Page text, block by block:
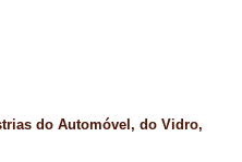
do Automóvel, do Vidro,